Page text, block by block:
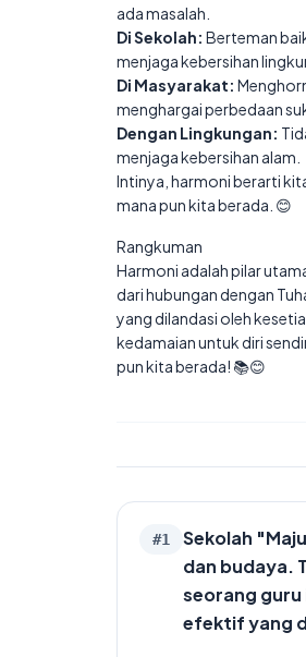
ada masalah.
Di Sekolah: Berteman
menjaga kebersihan
Di Masyarakat:
menghargai perbedaan
Dengan Lingkungan:
menjaga kebersihan alam.
Intinya, harmoni berarti
mana pun kita berada. 😊
Rangkuman
Harmoni adalah pilar
dari hubungan dengan
yang dilandasi oleh
kedamaian untuk diri
pun kita berada! 📚😊
#1
Sekolah
dan budaya.
seorang guru
efektif yang